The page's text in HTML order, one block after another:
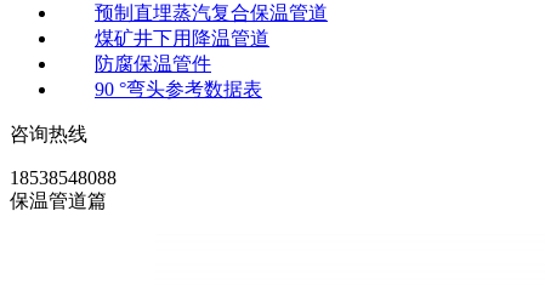
预制直埋蒸汽复合保温管道
煤矿井下用降温管道
防腐保温管件
90 °弯头参考数据表
咨询热线
18538548088
保温管道篇